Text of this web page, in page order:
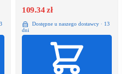
109.34 zł
Dostępne u naszego dostawcy · 13
dni